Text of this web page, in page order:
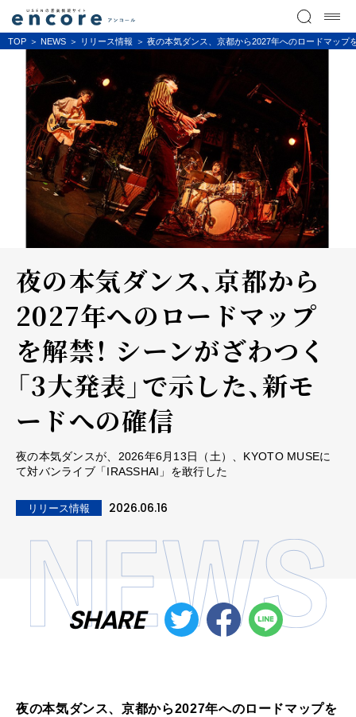
TOP NEWS リリース情報 夜の本気ダンス、京都から2027年へのロードマップ
夜の本気ダンス、京都から
2027年へのロードマップ
を解禁！ シーンがざわつく
「3大発表」で示した、新モ
ードへの確信
夜の本気ダンスが、2026年6月13日（土）、KYOTO MUSEに
て対バンライブ「IRASSHAI」を敢行した
リリース情報 2026.06.16
SHARE
夜の本気ダンス、京都から2027年へのロードマップを